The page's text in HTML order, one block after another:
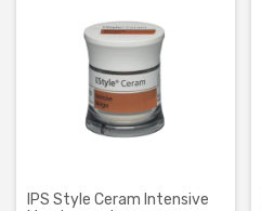
IPS Style Ceram Intensive